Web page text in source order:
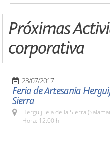
Próximas
corporativa
23/07/2017
Feria de Artesanía
Sierra
Herguijuela de la Sierra
Hora: 12:00 h.